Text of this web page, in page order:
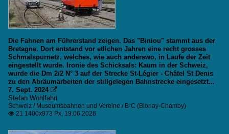
Die Fahnen am Führerstand zeigen. Das "Biniou" stammt aus der
Bretagne. Dort entstand vor etlichen Jahren eine recht grosses
Schmalspurnetz, welches, wie auch anderswo, in Laufe der Zeit
eingestellt wurde. Ironie des Schicksals: Kaum in der Schweiz,
wurde die Dm 2/2 N° 3 auf der Strecke St-Légier - Châtel St Denis
zu den Abräumarbeiten der stillgelegen Bahnstrecke eingesetzt...
7. Sept. 2024

Stefan Wohlfahrt
Schweiz / Museumsbahnen und Vereine / B-C (Blonay-Chamby)
 21 1400x973 Px, 19.06.2026